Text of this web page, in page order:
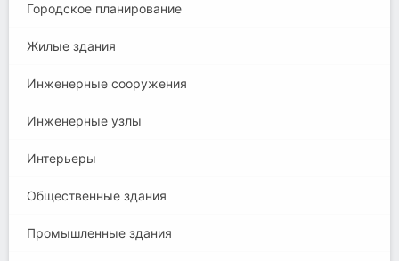
Городское планирование
Жилые здания
Инженерные сооружения
Инженерные узлы
Интерьеры
Общественные здания
Промышленные здания